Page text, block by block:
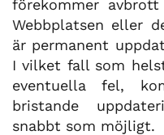
förekommer
Webbplatsen eller
är permanent
I vilket fall som
eventuella fel,
bristande
snabbt som möjligt.